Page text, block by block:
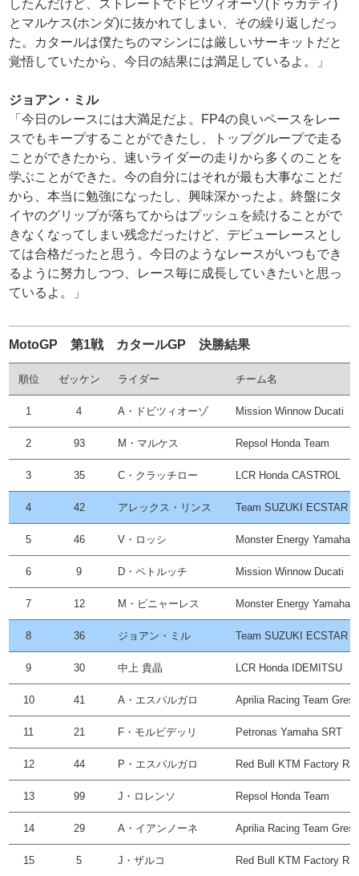
したんだけど、ストレートでドビツィオーゾ(ドゥカティ)
とマルケス(ホンダ)に抜かれてしまい、その繰り返しだっ
た。カタールは僕たちのマシンには厳しいサーキットだと
覚悟していたから、今日の結果には満足しているよ。」
ジョアン・ミル
「今日のレースには大満足だよ。FP4の良いペースをレー
スでもキープすることができたし、トップグループで走る
ことができたから、速いライダーの走りから多くのことを
学ぶことができた。今の自分にはそれが最も大事なことだ
から、本当に勉強になったし、興味深かったよ。終盤にタ
イヤのグリップが落ちてからはプッシュを続けることがで
きなくなってしまい残念だったけど、デビューレースとし
ては合格だったと思う。今日のようなレースがいつもでき
るように努力しつつ、レース毎に成長していきたいと思っ
ているよ。」
MotoGP 第1戦 カタールGP 決勝結果
順位 ゼッケン ライダー チーム名
1 4 A・ドビツィオーゾ Mission Winnow Ducati
2 93 M・マルケス Repsol Honda Team
3 35 C・クラッチロー LCR Honda CASTROL
4 42 アレックス・リンス Team SUZUKI ECSTAR
5 46 V・ロッシ Monster Energy Yamaha
6 9 D・ペトルッチ Mission Winnow Ducati
7 12 M・ビニャーレス Monster Energy Yamaha
8 36 ジョアン・ミル Team SUZUKI ECSTAR
9 30 中上 貴晶 LCR Honda IDEMITSU
10 41 A・エスパルガロ Aprilia Racing Team
11 21 F・モルビデッリ Petronas Yamaha SRT
12 44 P・エスパルガロ Red Bull KTM Factory
13 99 J・ロレンソ Repsol Honda Team
14 29 A・イアンノーネ Aprilia Racing Team
15 5 J・ザルコ Red Bull KTM Factory